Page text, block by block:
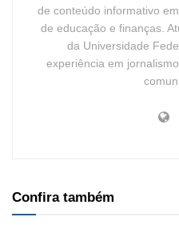
de conteúdo informativo
de educação e finanças.
da Universidade
experiência em
Confira também